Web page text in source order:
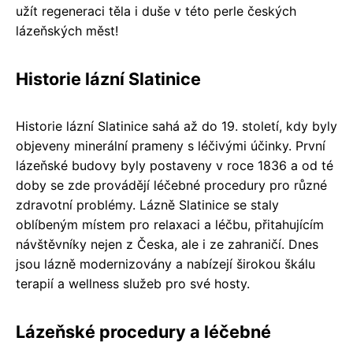
užít regeneraci těla i duše v této perle českých
lázeňských měst!
Historie lázní Slatinice
Historie lázní Slatinice sahá až do 19. století, kdy byly
objeveny minerální prameny s léčivými účinky. První
lázeňské budovy byly postaveny v roce 1836 a od té
doby se zde provádějí léčebné procedury pro různé
zdravotní problémy. Lázně Slatinice se staly
oblíbeným místem pro relaxaci a léčbu, přitahujícím
návštěvníky nejen z Česka, ale i ze zahraničí. Dnes
jsou lázně modernizovány a nabízejí širokou škálu
terapií a wellness služeb pro své hosty.
Lázeňské procedury a léčebné